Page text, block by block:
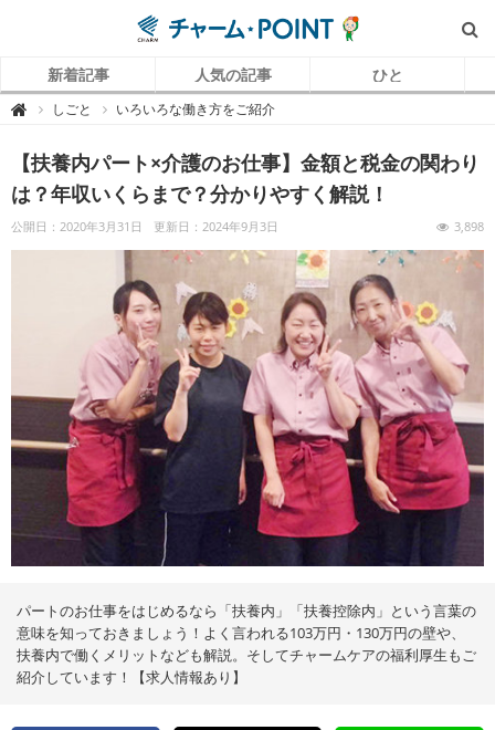
新着記事 人気の記事 ひと
 チ
P
O
I
N
（
ャ
で
リ
ア
ル
え
情
デ
しごと いろいろな働き方をご紹介
【扶養内パート×介護のお仕事】金額と税金の関わり
は？年収いくらまで？分かりやすく解説！
公開日：2020年3月31日 更新日：2024年9月3日 3,898
パートのお仕事をはじめるなら「扶養内」「扶養控除内」という言葉の
意味を知っておきましょう！よく言われる103万円・130万円の壁や、
扶養内で働くメリットなども解説。そしてチャームケアの福利厚生もご
紹介しています！【求人情報あり】